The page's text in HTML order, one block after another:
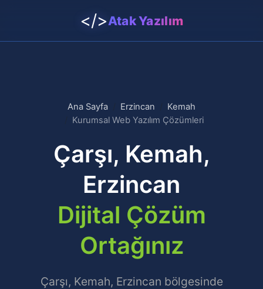
</>Atak Yazılım
Ana Sayfa Erzincan
Kemah
Kurumsal Web Yazılım Çözümleri
Çarşı, Kemah,
Erzincan
Dijital Çözüm
Ortağınız
Çarşı, Kemah, Erzincan bölgesinde